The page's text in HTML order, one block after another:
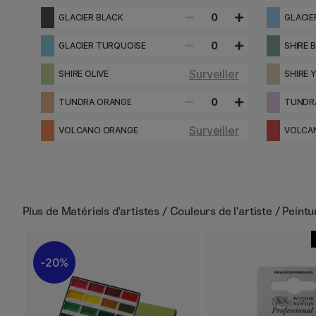
GLACIER BLACK 0
GLACIER TURQUOISE 0 SHIRE
SHIRE OLIVE Surveiller SHIRE
TUNDRA ORANGE 0
VOLCANO ORANGE Surveiller
Plus de Matériels d'artistes / Couleurs de l'artiste /
20%